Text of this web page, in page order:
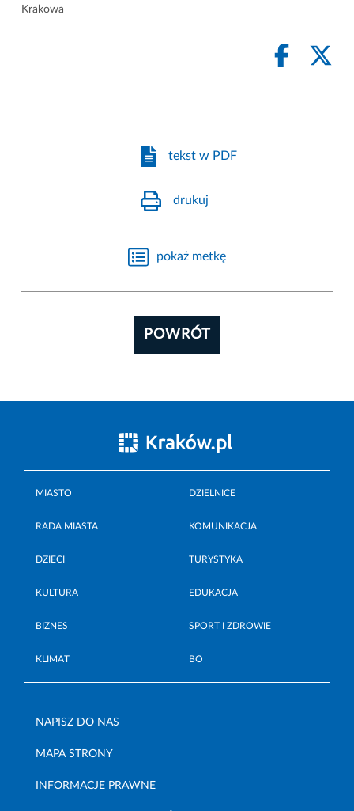
Krakowa
tekst w PDF
drukuj
pokaż metkę
POWRÓT
MIASTO DZIELNICE
RADA MIASTA KOMUNIKACJA
DZIECI TURYSTYKA
KULTURA EDUKACJA
BIZNES SPORT I ZDROWIE
KLIMAT BO
NAPISZ DO NAS
MAPA STRONY
INFORMACJE PRAWNE